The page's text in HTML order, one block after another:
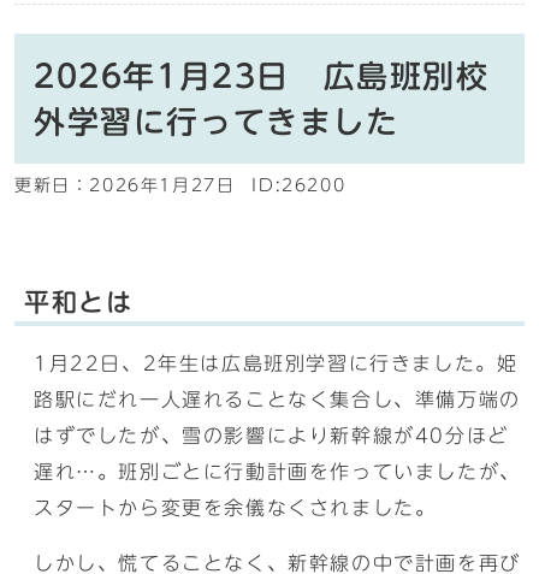
2026年1月23日 広島班別校
外学習に行ってきました
更新日： 2026年1月27日 ID:26200
平和とは
1月22日、2年生は広島班別学習に行きました。姫
路駅にだれ一人遅れることなく集合し、準備万端の
はずでしたが、雪の影響により新幹線が40分ほど
遅れ…。班別ごとに行動計画を作っていましたが、
スタートから変更を余儀なくされました。
しかし、慌てることなく、新幹線の中で計画を再び